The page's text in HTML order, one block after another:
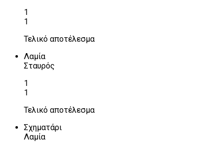
1
1
Τελικό αποτέλεσμα
Λαμία
Σταυρός
1
1
Τελικό αποτέλεσμα
Σχηματάρι
Λαμία